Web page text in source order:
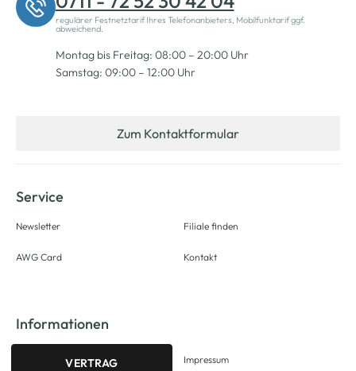
regulärer Festnetztarif Ihres Telefonanbieters, Mobilfunktarif ggf.
abweichend.
Montag bis Freitag: 08:00 – 20:00 Uhr
Samstag: 09:00 – 12:00 Uhr
Zum Kontaktformular
Service
Newsletter
AWG Card
Filiale finden
Kontakt
Informationen
VERTRAG
Impressum